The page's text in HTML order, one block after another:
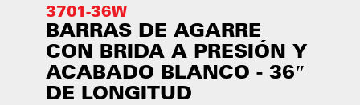
3701-36W
BARRAS DE AGARRE
CON BRIDA A PRESIÓN Y
ACABADO BLANCO - 36″
DE LONGITUD